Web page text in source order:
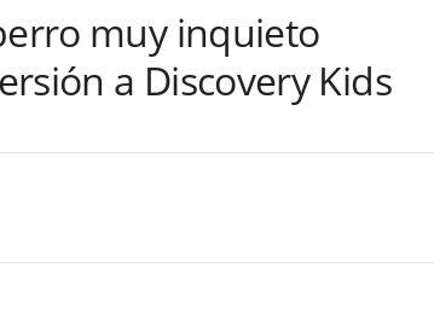
muy inquieto
a Discovery Kids